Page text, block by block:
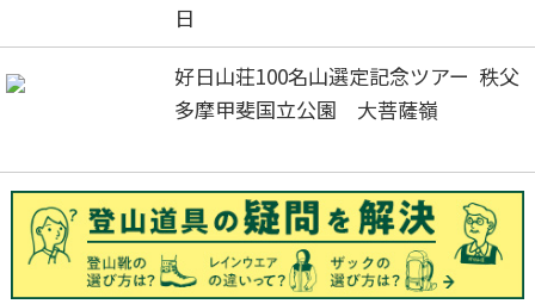
日
好日山荘100名山選定記念ツアー 秩父
多摩甲斐国立公園 大菩薩嶺